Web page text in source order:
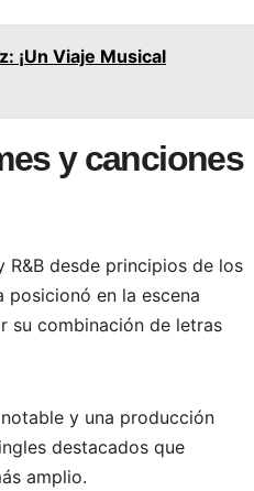
¡Un Viaje Musical
y canciones
desde principios de los
posicionó en la escena
su combinación de letras
y una producción
destacados que
amplio.